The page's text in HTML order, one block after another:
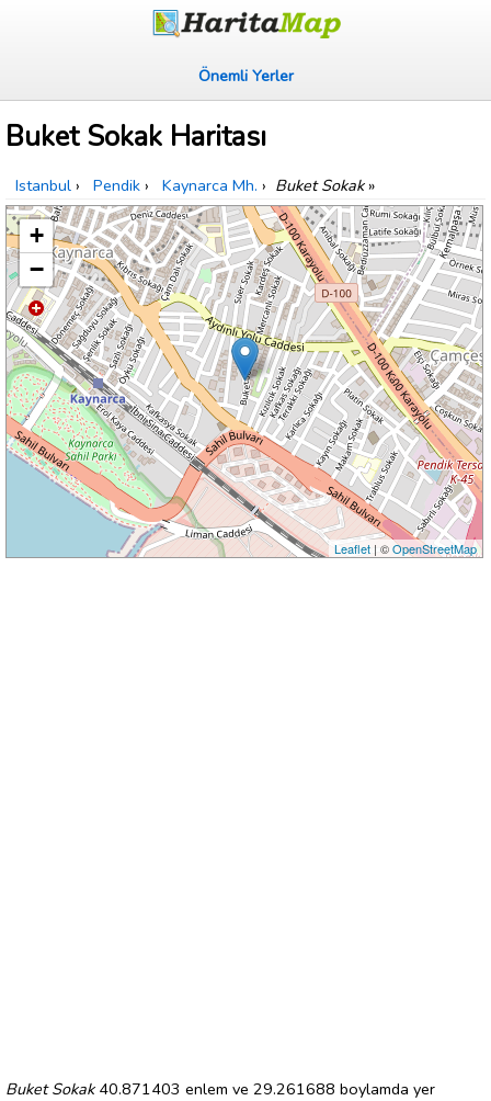
Önemli Yerler
Buket Sokak Haritası
Istanbul › Pendik › Kaynarca Mh. › Buket Sokak»
+
−
Leaflet| ©OpenStreetMap
Buket Sokak40.871403 enlem ve 29.261688 boylamda yer